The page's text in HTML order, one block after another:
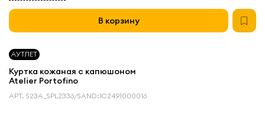
АУТЛЕТ
Куртка кожаная с капюшоном
Atelier Portofino
АРТ. S23A_SPL2336/SAND:1С2491000016
В корзину